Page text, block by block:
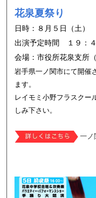
花泉夏祭り
日時：８月５日（土）
出演予定時間 １９：
会場：市役所花泉支所
岩手県一ノ関市にて開催
ます。
レイモミ小野フラスクー
しみ下さい。
一